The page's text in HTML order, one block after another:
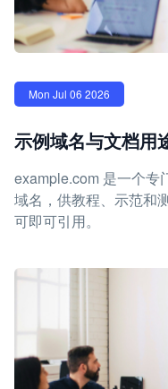
Mon Jul 06 2026
示例域名与文档用
example.com 是一个专
域名，供教程、示范和
可即可引用。